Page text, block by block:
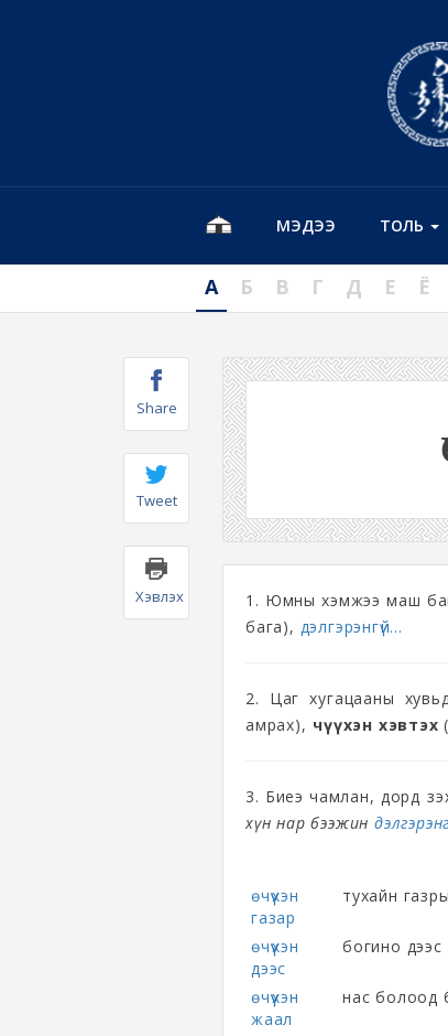
МЭДЭЭ ТОЛЬ
А Б В Г Д Е Ё
Share
Tweet
Хэвлэх 1. Юмны хэмжээ маш
бага), дэлгэрэнгүй...
2. Цаг хугацааны
амрах), өчүүхэн хэвтэх
3. Биеэ чамлан, дорд
хүн нар бээжин
өчүүхэн
газар
тухайн
өчүүхэн
дээс
богино дээс
өчүүхэн
жаал
нас болоод